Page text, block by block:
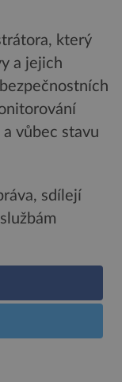
který
a jejich
vůbec stavu
sdílejí